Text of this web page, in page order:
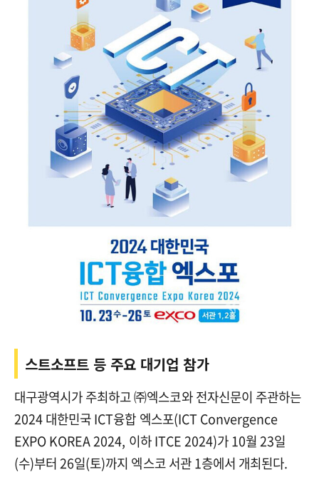
스트소프트 등 주요 대기업 참가
대구광역시가 주최하고 ㈜엑스코와 전자신문이 주관하는
2024 대한민국 ICT융합 엑스포(ICT Convergence
EXPO KOREA 2024, 이하 ITCE 2024)가 10월 23일
(수)부터 26일(토)까지 엑스코 서관 1층에서 개최된다.